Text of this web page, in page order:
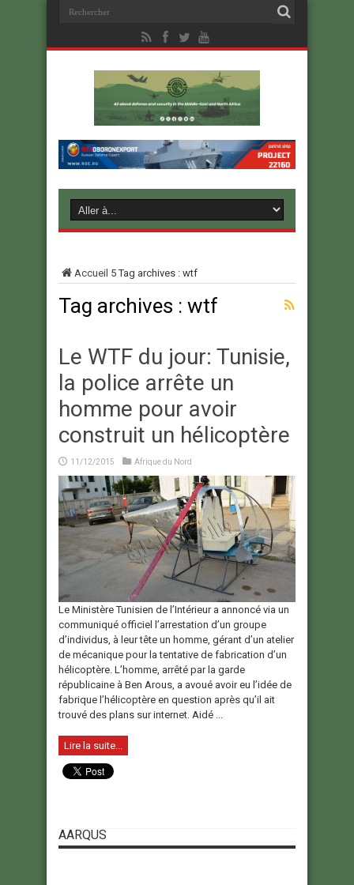
Accueil 5Tag archives : wtf
Tag archives : wtf
Le WTF du jour: Tunisie,
la police arrête un
homme pour avoir
construit un hélicoptère
11/12/2015 Afrique du Nord
Le Ministère Tunisien de l’Intérieur a annoncé via un
communiqué officiel l’arrestation d’un groupe
d’individus, à leur tête un homme, gérant d’un atelier
de mécanique pour la tentative de fabrication d’un
hélicoptère. L’homme, arrêté par la garde
républicaine à Ben Arous, a avoué avoir eu l’idée de
fabrique l’hélicoptère en question après qu’il ait
trouvé des plans sur internet. Aidé ...
Lire la suite...
AARQUS